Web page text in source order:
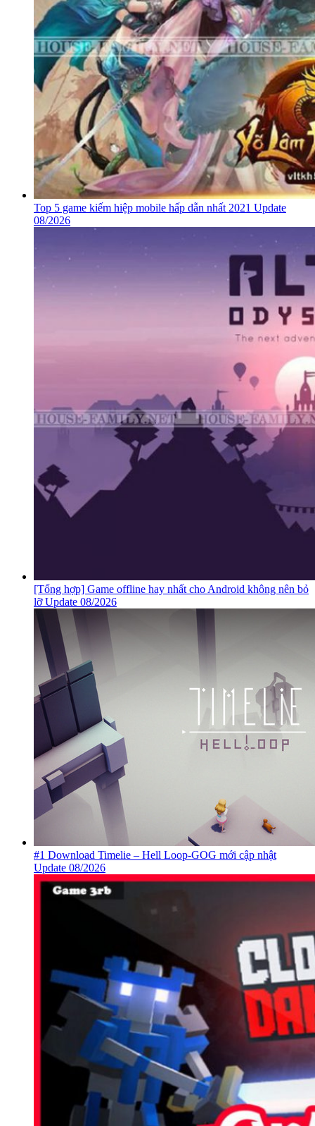
Top 5 game kiếm hiệp mobile hấp dẫn nhất 2021 Update
08/2026
[Tổng hợp] Game offline hay nhất cho Android không nên bỏ
lỡ Update 08/2026
#1 Download Timelie – Hell Loop-GOG mới cập nhật
Update 08/2026